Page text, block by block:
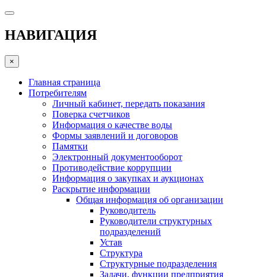
НАВИГАЦИЯ
×
Главная страница
Потребителям
Личный кабинет, передать показания
Поверка счетчиков
Информация о качестве воды
Формы заявлений и договоров
Памятки
Электронный документооборот
Противодействие коррупции
Информация о закупках и аукционах
Раскрытие информации
Общая информация об организации
Руководитель
Руководители структурных
подразделений
Устав
Структура
Структурные подразделения
Задачи, функции предприятия